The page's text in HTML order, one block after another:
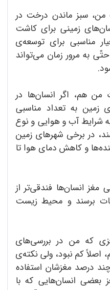
من، سبز ماندن درخت در
زمینی برای کاشت
مناسبی برای توسعه‌ی
به مرور زمان می‌تواند
من هم، اگر انسان‌ها در
زمین به تعداد مناسبی
شرایط آب و هوایی و نوع
در برخی شهرهای زمین
و کاهش دمای هوا تا
مغز انسان‌ها فندقی‌تر از
برسند و محیط زیست
مغزی که من در بررسی‌های
اصلاً کم نبود، ولی نکته‌ی
درصد مغزشان استفاده
بعضی انسان‌هایی که با